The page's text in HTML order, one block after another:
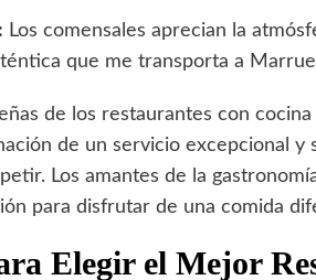
Los comensales aprecian la
que me transporta a
de los restaurantes con
de un servicio excepcional
Los amantes de la
para disfrutar de una comida
Elegir el Mejor